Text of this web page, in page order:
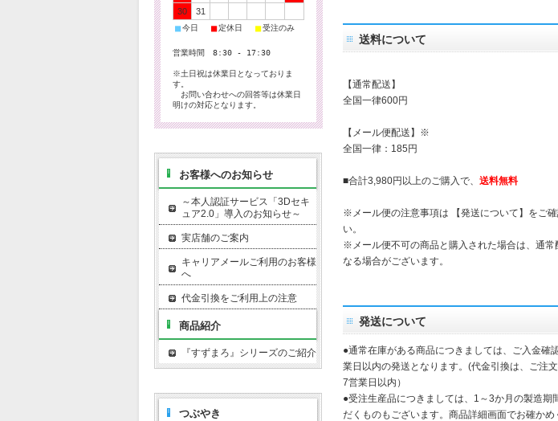
送料について
【通常配送】
全国一律600円
【メール便配送】※
全国一律：185円
■合計3,980円以上のご購入で、 送料無料
※メール便の注意事項は 【発送について】をご確
い。
※メール便不可の商品と購入された場合は、通常
なる場合がございます。
発送について
●通常在庫がある商品につきましては、ご入金確
業日以内の発送となります。(代金引換は、ご注
7営業日以内）
●受注生産品につきましては、1～3か月の製造期
だくものもございます。商品詳細画面でお確かめ
30
31
■ 今日 ■ 定休日 ■ 受注のみ
営業時間 8:30 - 17:30
※土日祝は休業日となっておりま
す。
お問い合わせへの回答等は休業日
明けの対応となります。
お客様へのお知らせ
～本人認証サービス「3Dセキ
ュア2.0」導入のお知らせ～
実店舗のご案内
キャリアメールご利用のお客様
へ
代金引換をご利用上の注意
商品紹介
『すずまろ』シリーズのご紹介
つぶやき